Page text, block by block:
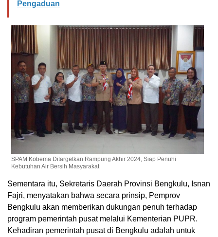
Pengaduan
SPAM Kobema Ditargetkan Rampung Akhir 2024, Siap Penuhi
Kebutuhan Air Bersih Masyarakat
Sementara itu, Sekretaris Daerah Provinsi Bengkulu, Isnan
Fajri, menyatakan bahwa secara prinsip, Pemprov
Bengkulu akan memberikan dukungan penuh terhadap
program pemerintah pusat melalui Kementerian PUPR.
Kehadiran pemerintah pusat di Bengkulu adalah untuk